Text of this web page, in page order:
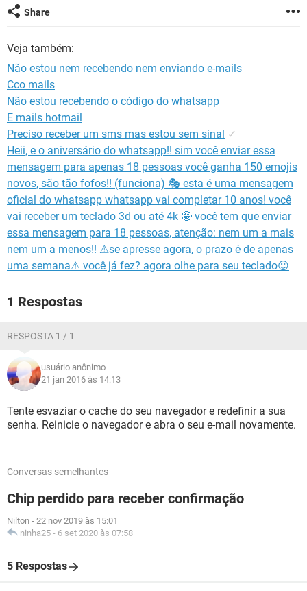
GUIA DE COMPRAS
Share
Veja também:
Não estou nem recebendo nem enviando e-mails
Cco mails
Não estou recebendo o código do whatsapp
E mails hotmail
Preciso receber um sms mas estou sem sinal ✓
Heii, e o aniversário do whatsapp!! sim você enviar essa
mensagem para apenas 18 pessoas você ganha 150 emojis
novos, são tão fofos!! (funciona) 🎭 esta é uma mensagem
oficial do whatsapp whatsapp vai completar 10 anos! você
vai receber um teclado 3d ou até 4k 🤩 você tem que enviar
essa mensagem para 18 pessoas, atenção: nem um a mais
nem um a menos!! ⚠se apresse agora, o prazo é de apenas
uma semana⚠ você já fez? agora olhe para seu teclado😉
1 Respostas
RESPOSTA 1 / 1
usuário anônimo
21 jan 2016 às 14:13
Tente esvaziar o cache do seu navegador e redefinir a sua
senha. Reinicie o navegador e abra o seu e-mail novamente.
Conversas semelhantes
Chip perdido para receber confirmação
Nilton - 22 nov 2019 às 15:01
ninha25 - 6 set 2020 às 07:58
5 Respostas